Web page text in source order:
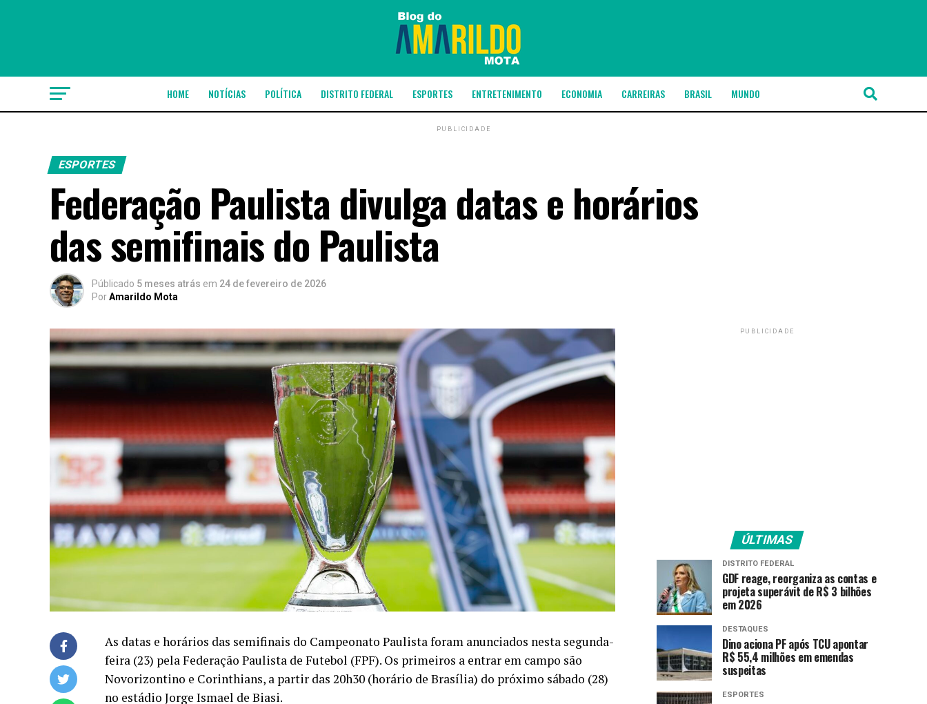
HOME NOTÍCIAS POLÍTICA DISTRITO FEDERAL ESPORTES ENTRETENIMENTO ECONOMIA CARREIRAS BRASIL MUNDO
PUBLICIDADE
ESPORTES
Federação Paulista divulga datas e horários
das semifinais do Paulista
Públicado 5 meses atrás em 24 de fevereiro de 2026
PorAmarildo Mota
As datas e horários das semifinais do Campeonato Paulista foram anunciados nesta segunda-
feira (23) pela Federação Paulista de Futebol (FPF). Os primeiros a entrar em campo são
Novorizontino e Corinthians, a partir das 20h30 (horário de Brasília) do próximo sábado (28)
no estádio Jorge Ismael de Biasi.
PUBLICIDADE
ÚLTIMAS
DISTRITO FEDERAL
GDF reage, reorganiza as contas e
projeta superávit de R$ 3 bilhões
em 2026
DESTAQUES
Dino aciona PF após TCU apontar
R$ 55,4 milhões em emendas
suspeitas
ESPORTES